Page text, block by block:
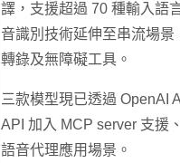
譯，支援超過 70 種輸入語
音識別技術延伸至串流場
轉錄及無障礙工具。
三款模型現已透過 OpenAI
API 加入 MCP server 支援
語音代理應用場景。